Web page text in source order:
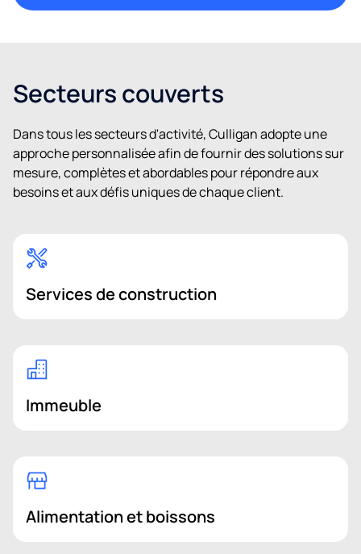
Secteurs couverts
Dans tous les secteurs d'activité, Culligan adopte une
approche personnalisée afin de fournir des solutions sur
mesure, complètes et abordables pour répondre aux
besoins et aux défis uniques de chaque client.
Services de construction
Immeuble
Alimentation et boissons